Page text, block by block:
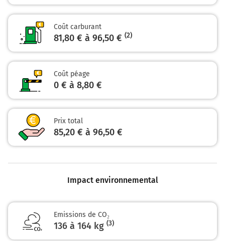
LÖRRACH
ALLEMAGNE
USINE PEUGEOT
A35
Continuer et rejoindre A35 E25. Continuer sur 26
BASEL
EUROAIRPORT
147 km
A3
174 km
Coût carburant
81,80 € à 96,50 € (2)
Coût péage
0 € à 8,80 €
Prix total
85,20 € à 96,50 €
Impact environnemental
Emissions de CO₂
136 à 164 kg (3)